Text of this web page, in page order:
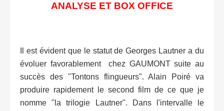
ANALYSE ET BOX OFFICE
Il est évident que le statut de Georges Lautner a du
évoluer favorablement chez GAUMONT suite au
succès des "Tontons flingueurs". Alain Poiré va
produire rapidement le second film de ce que je
nomme "la trilogie Lautner". Dans l'intervalle le